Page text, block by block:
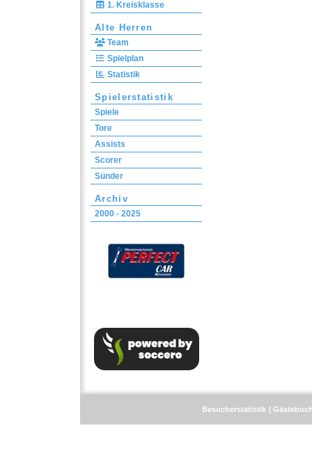
1. Kreisklasse
Alte Herren
Team
Spielplan
Statistik
Spielerstatistik
Spiele
Tore
Assists
Scorer
Sünder
Archiv
2000 - 2025
Besucherstatistik